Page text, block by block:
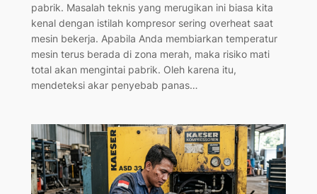
pabrik. Masalah teknis yang merugikan ini biasa kita
kenal dengan istilah kompresor sering overheat saat
mesin bekerja. Apabila Anda membiarkan temperatur
mesin terus berada di zona merah, maka risiko mati
total akan mengintai pabrik. Oleh karena itu,
mendeteksi akar penyebab panas…